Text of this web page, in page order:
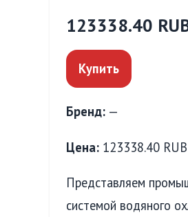
123338.40
Купить
Бренд: —
Цена: 123338.40 RUB
Представляем
системой водяного